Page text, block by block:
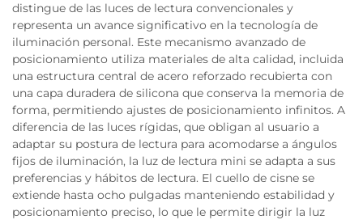
distingue de las luces de lectura convencionales y
representa un avance significativo en la tecnología de
iluminación personal. Este mecanismo avanzado de
posicionamiento utiliza materiales de alta calidad, incluida
una estructura central de acero reforzado recubierta con
una capa duradera de silicona que conserva la memoria de
forma, permitiendo ajustes de posicionamiento infinitos. A
diferencia de las luces rígidas, que obligan al usuario a
adaptar su postura de lectura para acomodarse a ángulos
fijos de iluminación, la luz de lectura mini se adapta a sus
preferencias y hábitos de lectura. El cuello de cisne se
extiende hasta ocho pulgadas manteniendo estabilidad y
posicionamiento preciso, lo que le permite dirigir la luz